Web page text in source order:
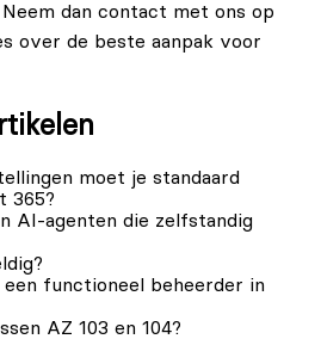
dan contact met ons op
over de beste aanpak voor
moet je standaard
365?
AI-agenten die zelfstandig
functioneel beheerder in
AZ 103 en 104?